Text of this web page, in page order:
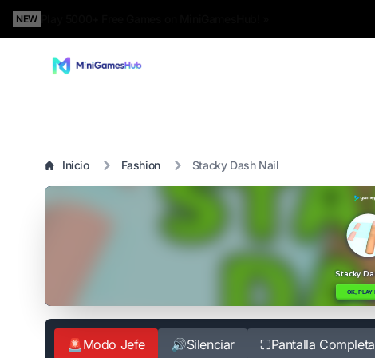
NEW
Inicio Fashion Stacky Dash Nail
🚨Modo Jefe 🔊Silenciar ⛶Pantalla Completa